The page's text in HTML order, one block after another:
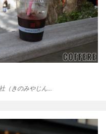
（きのみやじん…